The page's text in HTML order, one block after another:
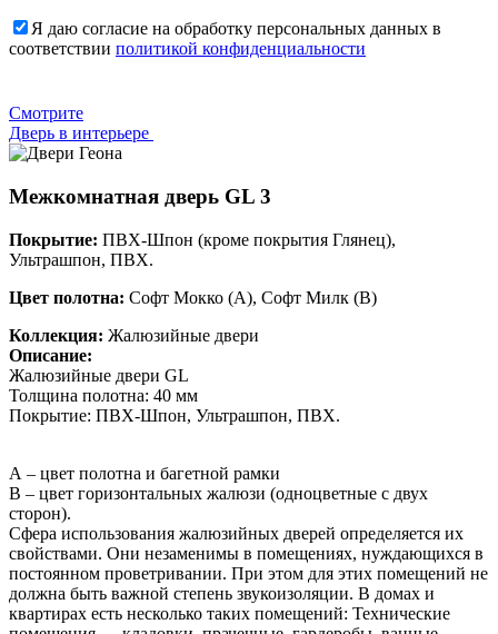
Я даю согласие на обработку персональных данных в
соответствии политикой конфиденциальности
Cмотрите
Дверь в интерьере
Межкомнатная дверь GL 3
Покрытие: ПВХ-Шпон (кроме покрытия Глянец),
Ультрашпон, ПВХ.
Цвет полотна: Софт Мокко (А), Софт Милк (В)
Коллекция: Жалюзийные двери
Описание:
Жалюзийные двери GL
Толщина полотна: 40 мм
Покрытие: ПВХ-Шпон, Ультрашпон, ПВХ.
А – цвет полотна и багетной рамки
В – цвет горизонтальных жалюзи (одноцветные с двух
сторон).
Сфера использования жалюзийных дверей определяется их
свойствами. Они незаменимы в помещениях, нуждающихся в
постоянном проветривании. При этом для этих помещений не
должна быть важной степень звукоизоляции. В домах и
квартирах есть несколько таких помещений: Технические